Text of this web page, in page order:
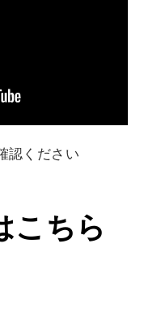
認ください
こちら